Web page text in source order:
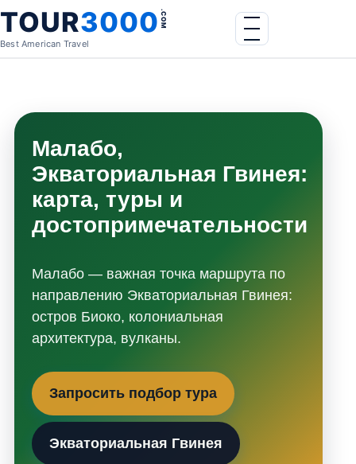
Skip to content
TOUR3000.COM
Best American Travel
Menu
Малабо,
Экваториальная Гвинея:
карта, туры и
достопримечательности
Малабо — важная точка маршрута по
направлению Экваториальная Гвинея:
остров Биоко, колониальная
архитектура, вулканы.
Запросить подбор тура
Экваториальная Гвинея